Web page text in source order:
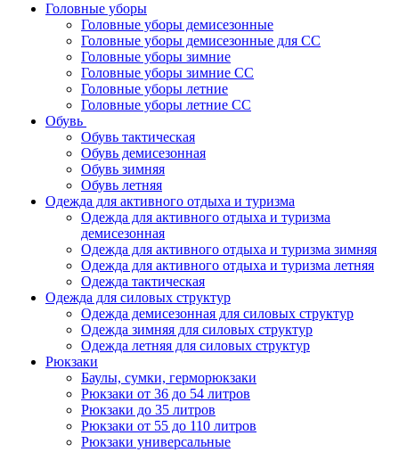
Головные уборы
Головные уборы демисезонные
Головные уборы демисезонные для СС
Головные уборы зимние
Головные уборы зимние СС
Головные уборы летние
Головные уборы летние СС
Обувь
Обувь тактическая
Обувь демисезонная
Обувь зимняя
Обувь летняя
Одежда для активного отдыха и туризма
Одежда для активного отдыха и туризма
демисезонная
Одежда для активного отдыха и туризма зимняя
Одежда для активного отдыха и туризма летняя
Одежда тактическая
Одежда для силовых структур
Одежда демисезонная для силовых структур
Одежда зимняя для силовых структур
Одежда летняя для силовых структур
Рюкзаки
Баулы, сумки, герморюкзаки
Рюкзаки от 36 до 54 литров
Рюкзаки до 35 литров
Рюкзаки от 55 до 110 литров
Рюкзаки универсальные